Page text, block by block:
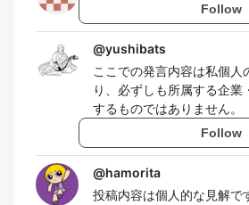
Follow
@yushibats
ここでの発言内容は私個人
り、必ずしも所属する企業
するものではありません。
Follow
@hamorita
投稿内容は個人的な見解で